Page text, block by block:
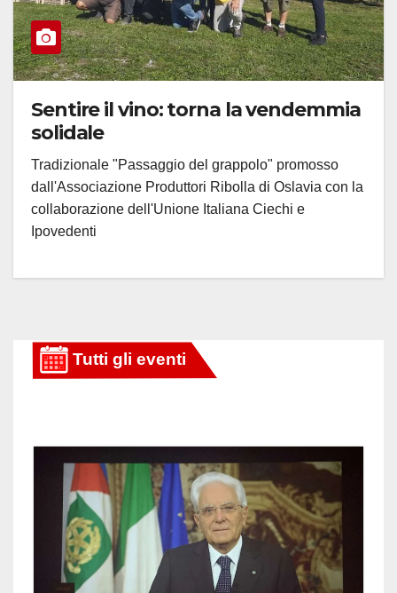
Sentire il vino: torna la vendemmia
solidale
Tradizionale "Passaggio del grappolo" promosso
dall'Associazione Produttori Ribolla di Oslavia con la
collaborazione dell'Unione Italiana Ciechi e
Ipovedenti